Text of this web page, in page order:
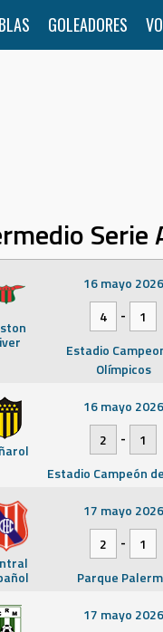
GOLEADORES
Serie
16 mayo 2026
4
-
1
Estadio
Olímpicos
16 mayo 2026
2
-
1
Estadio Campeón
17 mayo 2026
2
-
1
Parque
17 mayo 2026